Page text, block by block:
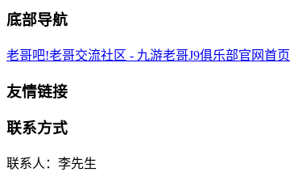
底部导航
老哥吧!老哥交流社区 - 九游老哥J9俱乐部官网首页
友情链接
联系方式
联系人：李先生